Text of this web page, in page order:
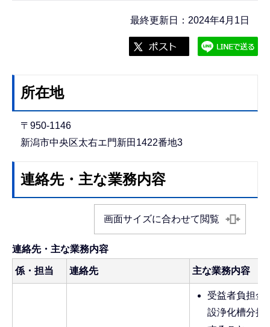
最終更新日：2024年4月1日
所在地
〒950-1146
新潟市中央区太右エ門新田1422番地3
連絡先・主な業務内容
画面サイズに合わせて閲覧
連絡先・主な業務内容
係・担当 連絡先 主な業務内容
受益者負担金
設浄化槽分担